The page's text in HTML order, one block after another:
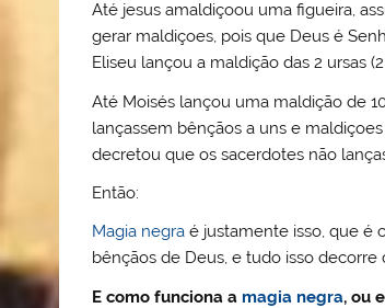
Até jesus amaldiçoou uma figueira,
gerar maldiçoes, pois que Deus é
Eliseu lançou a maldição das 2 ursas (2
Até Moisés lançou uma maldição de
lançassem bênçãos a uns e
decretou que os sacerdotes não
Então:
Magia negra é justamente isso, que é
bênçãos de Deus, e tudo isso
E como funciona a magia negra, ou